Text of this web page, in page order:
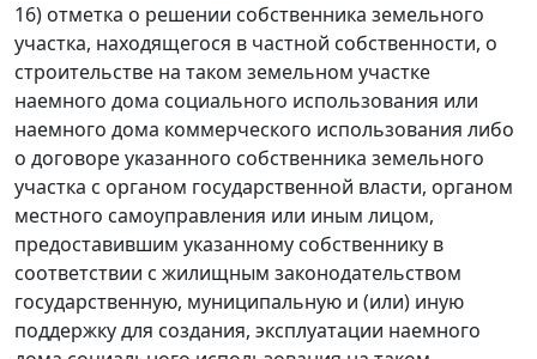
16) отметка о решении собственника земельного
участка, находящегося в частной собственности, о
строительстве на таком земельном участке
наемного дома социального использования или
наемного дома коммерческого использования либо
о договоре указанного собственника земельного
участка с органом государственной власти, органом
местного самоуправления или иным лицом,
предоставившим указанному собственнику в
соответствии с жилищным законодательством
государственную, муниципальную и (или) иную
поддержку для создания, эксплуатации наемного